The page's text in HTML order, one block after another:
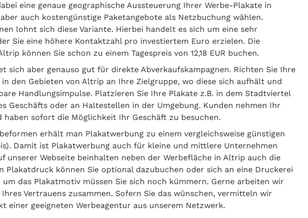
eine genaue geographische Aussteuerung Ihrer Werbe-Plakate in
auch kostengünstige Paketangebote als Netzbuchung wählen.
lohnt sich diese Variante. Hierbei handelt es sich um eine sehr
Sie eine höhere Kontaktzahl pro investiertem Euro erzielen. Die
können Sie schon zu einem Tagespreis von 12,18 EUR buchen.
sich aber genauso gut für direkte Abverkaufskampagnen. Richten Sie Ihre
den Gebieten von Altrip an Ihre Zielgruppe, wo diese sich aufhält und
Handlungsimpulse. Platzieren Sie Ihre Plakate z.B. in dem Stadtviertel
Geschäfts oder an Haltestellen in der Umgebung. Kunden nehmen Ihr
sofort die Möglichkeit Ihr Geschäft zu besuchen.
erhält man Plakatwerbung zu einem vergleichsweise günstigen
Damit ist Plakatwerbung auch für kleine und mittlere Unternehmen
unserer Webseite beinhalten neben der Werbefläche in Altrip auch die
Plakatdruck können Sie optional dazubuchen oder sich an eine Druckerei
das Plakatmotiv müssen Sie sich noch kümmern. Gerne arbeiten wir
Vertrauens zusammen. Sofern Sie das wünschen, vermitteln wir
einer geeigneten Werbeagentur aus unserem Netzwerk.